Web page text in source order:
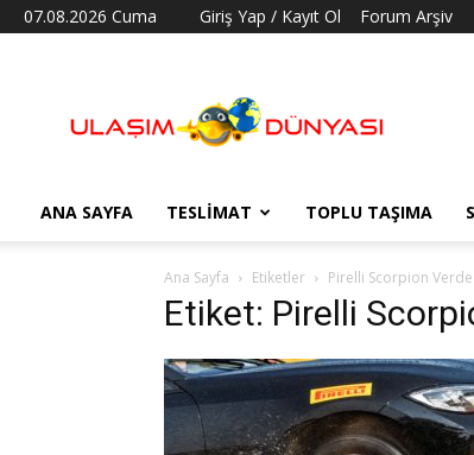
07.08.2026 Cuma Giriş Yap / Kayıt Ol Forum Arşiv
Dünyası
ANA SAYFA TESLIMAT TOPLU TAŞIMA
Ana Sayfa Etiketler Pirelli Scorpion Verde
Etiket: Pirelli